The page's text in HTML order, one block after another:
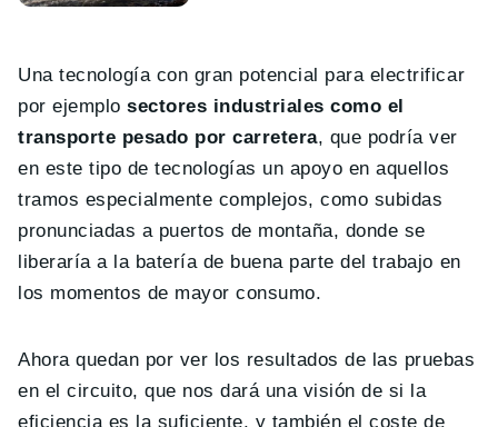
Una tecnología con gran potencial para electrificar
por ejemplosectores industriales como el
transporte pesado por carretera, que podría ver
en este tipo de tecnologías un apoyo en aquellos
tramos especialmente complejos, como subidas
pronunciadas a puertos de montaña, donde se
liberaría a la batería de buena parte del trabajo en
los momentos de mayor consumo.
Ahora quedan por ver los resultados de las pruebas
en el circuito, que nos dará una visión de si la
eficiencia es la suficiente, y también el coste de